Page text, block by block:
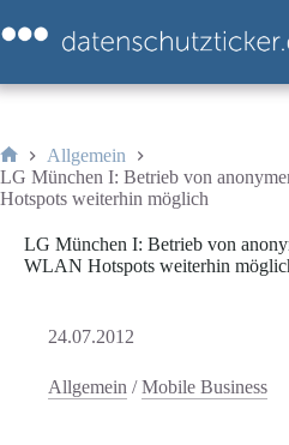
Inhalt
springen
Start
Allgemein
LG München I: Betrieb von
Hotspots weiterhin möglich
LG München I: Betrieb von
WLAN Hotspots weiterhin
24.07.2012
Allgemein /Mobile Business